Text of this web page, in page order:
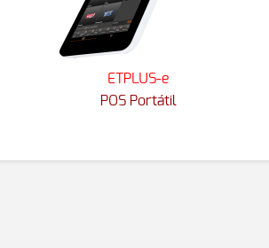
ETPLUS-e
POS Portátil